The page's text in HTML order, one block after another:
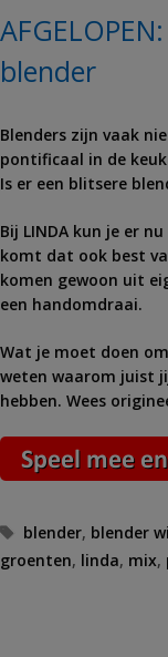
blender
Blenders zijn vaak
pontificaal in de
Is er een blitsere
Bij LINDA kun je er
komt dat ook best
komen gewoon uit
een handomdraai.
Wat je moet doen
weten waarom juist
hebben. Wees
Tags
blender, blender
groenten, linda, mix,